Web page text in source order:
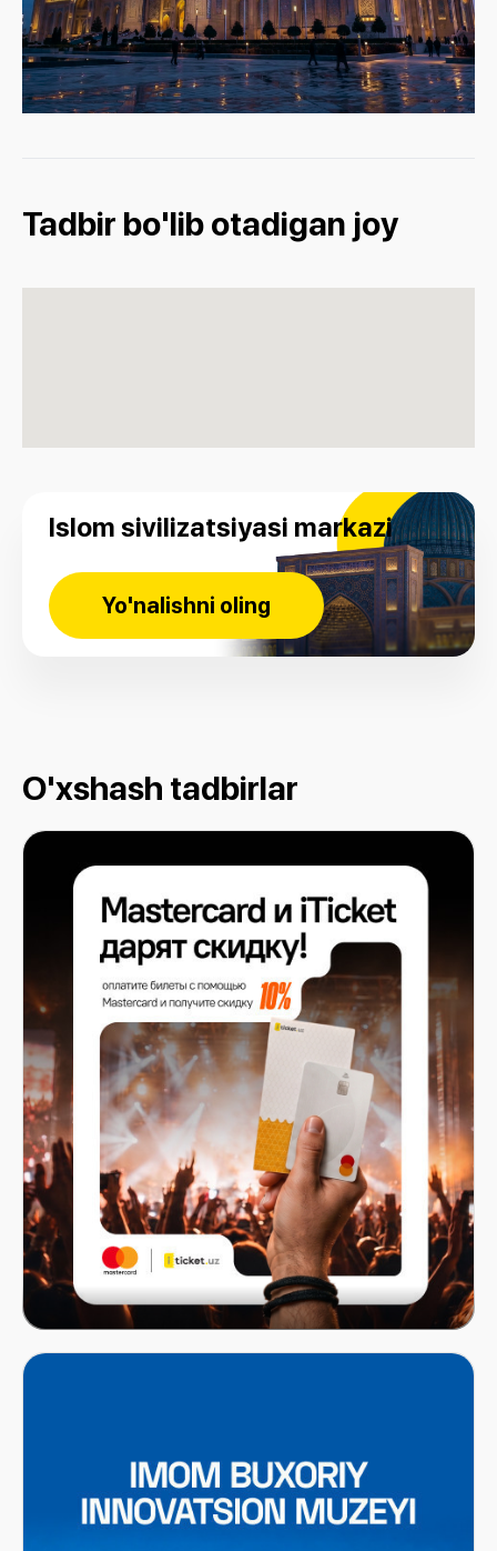
Tadbir bo'lib otadigan joy
Islom sivilizatsiyasi markazi
Yo'nalishni oling
O'xshash tadbirlar
Mastercard x ITICKET.UZ